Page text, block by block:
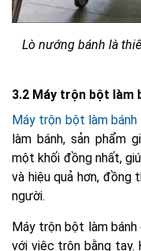
Lò nướng bánh là
3.2 Máy trộn bột làm
Máy trộn bột làm bánh
làm bánh, sản phẩm
một khối đồng nhất,
và hiệu quả hơn, đồng
người.
Máy trộn bột làm
với việc trộn bằng tay.